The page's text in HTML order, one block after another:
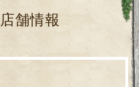
店舗情報